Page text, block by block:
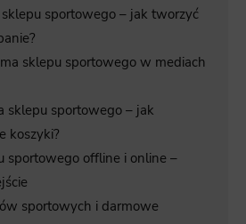
sportowego – jak tworzyć
sklepu sportowego w mediach
sklepu sportowego – jak
koszyki?
sportowego offline i online –
sportowych i darmowe